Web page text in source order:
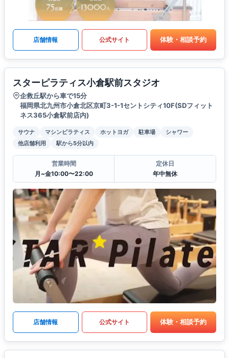
店舗情報 公式サイト 体験・相談予約
スターピラティス小倉駅前スタジオ
企救丘駅から車で15分
福岡県北九州市小倉北区京町3-1-1セントシティ10F(SDフィット
ネス365小倉駅前店内)
サウナ マシンピラティス ホットヨガ 駐車場
シャワー
他店舗利用
駅から5分以内
営業時間
月~金10:00〜22:00
定休日
年中無休
店舗情報 公式サイト 体験・相談予約